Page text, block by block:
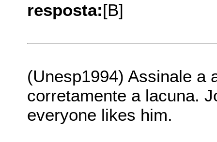
resposta:[B]
(Unesp1994) Assinale a
corretamente a lacuna.
everyone likes him.